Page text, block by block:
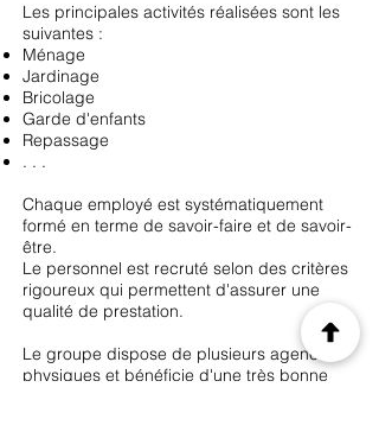
Les principales activités réalisées sont les
suivantes :
Ménage
Jardinage
Bricolage
Garde d'enfants
Repassage
. . .
Chaque employé est systématiquement
formé en terme de savoir-faire et de savoir-
être.
Le personnel est recruté selon des critères
rigoureux qui permettent d'assurer une
qualité de prestation.
Le groupe dispose de plusieurs agences
physiques et bénéficie d'une très bonne